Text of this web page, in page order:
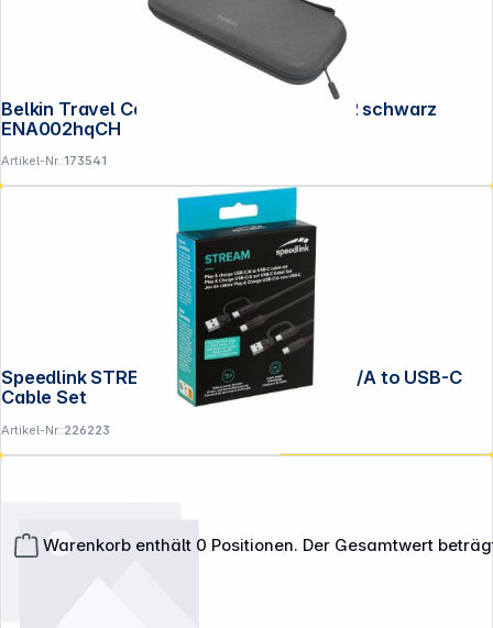
Warenkorb enthält 0 Positionen. Der Gesamtwert
Belkin Travel Case für Nintendo Switch 2 schwarz
ENA002hqCH
Artikel-Nr.:173541
Speedlink STREAM Play & Charge USB-C/A to USB-C
Cable Set
Artikel-Nr.:226223